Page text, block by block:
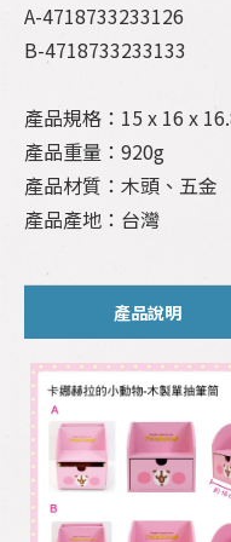
A-4718733233126
B-4718733233133
產品規格：15 x 16 x
產品重量：920g
產品材質：木頭、五金
產品產地：台灣
產品說明